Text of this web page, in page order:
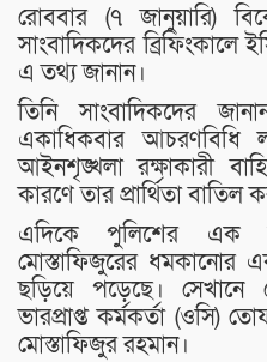
রোববার (৭ জানুয়ারি)
সাংবাদিকদের
এ তথ্য জানান।
তিনি সাংবাদিকদের
একাধিকবার
আইনশৃঙ্খলা রক্ষাকারী
কারণে তার প্রার্থিতা বাতিল
এদিকে পুলিশের এক
মোস্তাফিজুরের ধমকানোর
ছড়িয়ে পড়েছে। সেখানে
ভারপ্রাপ্ত কর্মকর্তা (ওসি)
মোস্তাফিজুর রহমান।